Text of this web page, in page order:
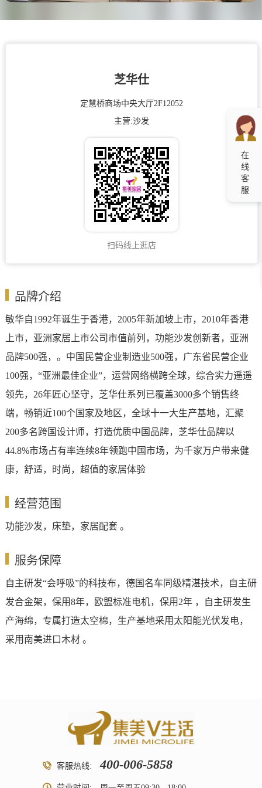
在
线
客
服
芝华仕
定慧桥商场中央大厅2F12052
主营:沙发
扫码线上逛店
品牌介绍
敏华自1992年诞生于香港，2005年新加坡上市，2010年香港
上市，亚洲家居上市公司市值前列，功能沙发创新者，亚洲
品牌500强，。中国民营企业制造业500强，广东省民营企业
100强，“亚洲最佳企业”，运营网络横跨全球，综合实力遥遥
领先，26年匠心坚守，芝华仕系列已覆盖3000多个销售终
端，畅销近100个国家及地区，全球十一大生产基地，汇聚
200多名跨国设计师，打造优质中国品牌，芝华仕品牌以
44.8%市场占有率连续8年领跑中国市场，为千家万户带来健
康，舒适，时尚，超值的家居体验
经营范围
功能沙发，床垫，家居配套 。
服务保障
自主研发“会呼吸”的科技布，德国名车同级精湛技术，自主研
发合金架，保用8年，欧盟标准电机，保用2年 ，自主研发生
产海绵，专属打造太空棉，生产基地采用太阳能光伏发电，
采用南美进口木材 。
客服热线: 400-006-5858